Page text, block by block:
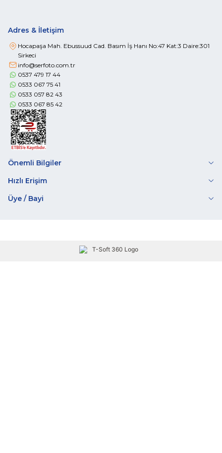
Adres & İletişim
Hocapaşa Mah. Ebussuud Cad. Basım İş Hanı No:47 Kat:3 Daire:301
Sirkeci
info@serfoto.com.tr
0537 479 17 44
0533 067 75 41
0533 057 82 43
0533 067 85 42
Önemli Bilgiler
Hızlı Erişim
Üye / Bayi